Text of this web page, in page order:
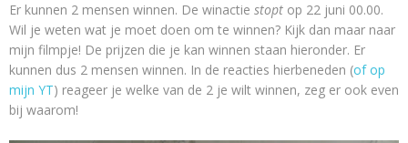
Er kunnen 2 mensen winnen. De winactie stopt op 22 juni 00.00.
Wil je weten wat je moet doen om te winnen? Kijk dan maar naar
mijn filmpje! De prijzen die je kan winnen staan hieronder. Er
kunnen dus 2 mensen winnen. In de reacties hierbeneden (of op
mijn YT) reageer je welke van de 2 je wilt winnen, zeg er ook even
bij waarom!